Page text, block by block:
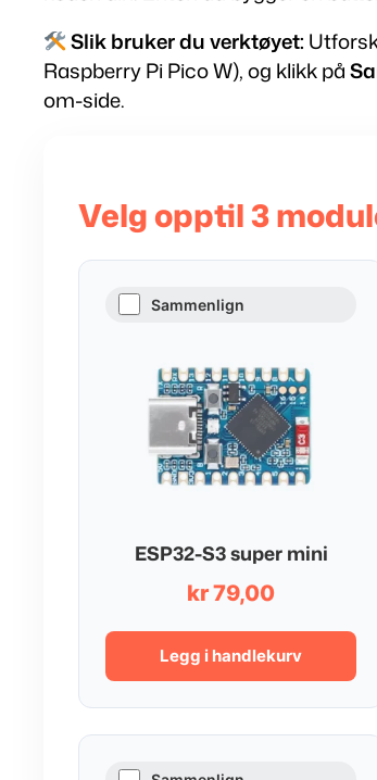
Slik bruker du verktøyet:
Raspberry Pi Pico W), og klikk på
om-side.
Velg opptil 3
Sammenlign
ESP32-S3 super mini
kr79,00
Legg i handlekurv